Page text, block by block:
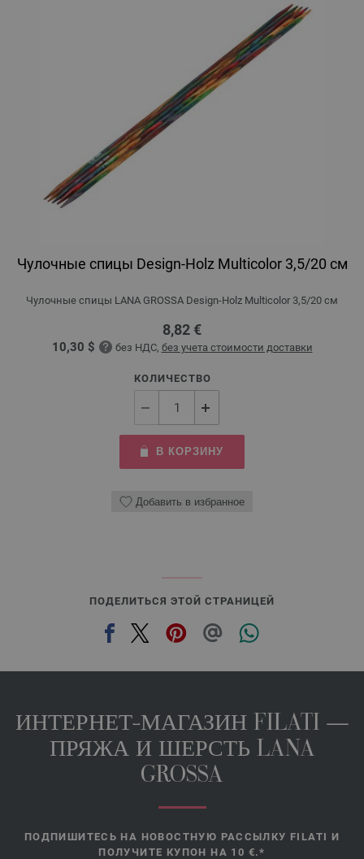
Чулочные спицы Design-Holz Multicolor 3,5/20 см
Чулочные спицы LANA GROSSA Design-Holz Multicolor 3,5/20 см
8,82 €
10,30 $ без НДС, без учета стоимости доставки
КОЛИЧЕСТВО
В КОРЗИНУ
Добавить в избранное
ПОДЕЛИТЬСЯ ЭТОЙ СТРАНИЦЕЙ
ИНТЕРНЕТ-МАГАЗИН FILATI —
ПРЯЖА И ШЕРСТЬ LANA
GROSSA
ПОДПИШИТЕСЬ НА НОВОСТНУЮ РАССЫЛКУ FILATI И
ПОЛУЧИТЕ КУПОН НА 10 €.*